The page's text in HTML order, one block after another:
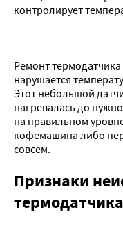
контролирует
Ремонт
нарушается
Этот небольшой
нагревалась до
на правильном
кофемашина либо
совсем.
Признаки